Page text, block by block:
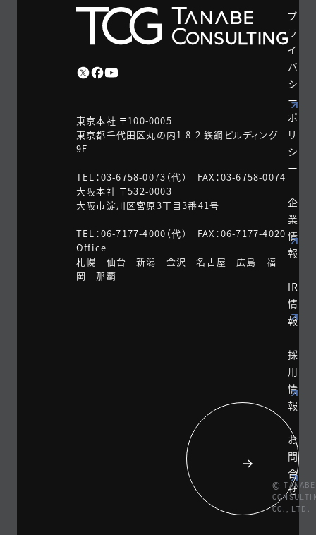
東京本社 〒100-0005
東京都千代田区丸の内1-8-2 鉃鋼ビルディング
9F
TEL：03-6758-0073（代） FAX：03-6758-0074
大阪本社 〒532-0003
大阪市淀川区宮原3丁目3番41号
TEL：06-7177-4000（代） FAX：06-7177-4020
Office
札幌 仙台 新潟 金沢 名古屋 広島 福
岡 那覇
プ
ラ
イ
バ
シ
ー
ポ
リ
シ
ー
企
業
情
報
IR
情
報
採
用
情
報
お
問
合
せ
© TANABE
CO., LTD.